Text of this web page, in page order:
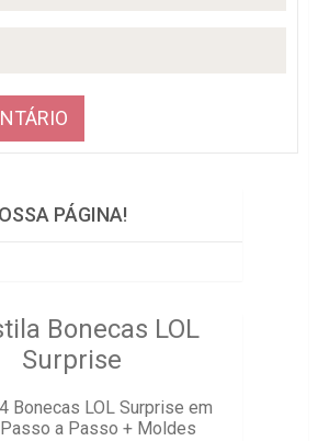
PÁGINA!
Bonecas LOL
Surprise
Bonecas LOL Surprise em
Passo a Passo + Moldes